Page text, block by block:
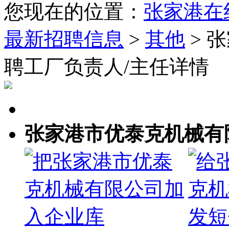
您现在的位置： 张家港
最新招聘信息 > 其他 >
聘工厂负责人/主任详情
张家港市优泰克机械